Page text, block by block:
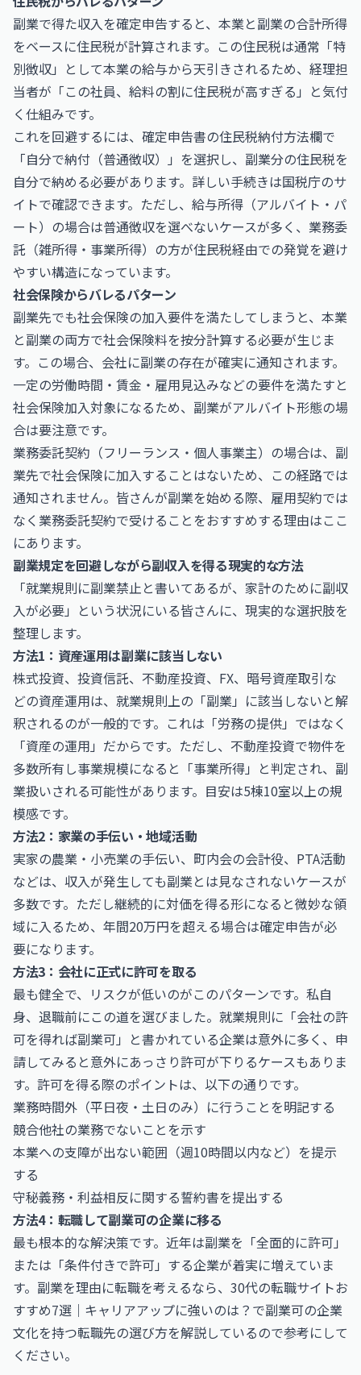
副業で得た収入を確定申告すると、本業と副業の合計所得
をベースに住民税が計算されます。この住民税は通常「特
別徴収」として本業の給与から天引きされるため、経理担
当者が「この社員、給料の割に住民税が高すぎる」と気付
く仕組みです。
これを回避するには、確定申告書の住民税納付方法欄で
「自分で納付（普通徴収）」を選択し、副業分の住民税を
自分で納める必要があります。詳しい手続きは国税庁のサ
イトで確認できます。ただし、給与所得（アルバイト・パ
ート）の場合は普通徴収を選べないケースが多く、業務委
託（雑所得・事業所得）の方が住民税経由での発覚を避け
やすい構造になっています。
社会保険からバレるパターン
副業先でも社会保険の加入要件を満たしてしまうと、本業
と副業の両方で社会保険料を按分計算する必要が生じま
す。この場合、会社に副業の存在が確実に通知されます。
一定の労働時間・賃金・雇用見込みなどの要件を満たすと
社会保険加入対象になるため、副業がアルバイト形態の場
合は要注意です。
業務委託契約（フリーランス・個人事業主）の場合は、副
業先で社会保険に加入することはないため、この経路では
通知されません。皆さんが副業を始める際、雇用契約では
なく業務委託契約で受けることをおすすめする理由はここ
にあります。
副業規定を回避しながら副収入を得る現実的な方法
「就業規則に副業禁止と書いてあるが、家計のために副収
入が必要」という状況にいる皆さんに、現実的な選択肢を
整理します。
方法1：資産運用は副業に該当しない
株式投資、投資信託、不動産投資、FX、暗号資産取引な
どの資産運用は、就業規則上の「副業」に該当しないと解
釈されるのが一般的です。これは「労務の提供」ではなく
「資産の運用」だからです。ただし、不動産投資で物件を
多数所有し事業規模になると「事業所得」と判定され、副
業扱いされる可能性があります。目安は5棟10室以上の規
模感です。
方法2：家業の手伝い・地域活動
実家の農業・小売業の手伝い、町内会の会計役、PTA活動
などは、収入が発生しても副業とは見なされないケースが
多数です。ただし継続的に対価を得る形になると微妙な領
域に入るため、年間20万円を超える場合は確定申告が必
要になります。
方法3：会社に正式に許可を取る
最も健全で、リスクが低いのがこのパターンです。私自
身、退職前にこの道を選びました。就業規則に「会社の許
可を得れば副業可」と書かれている企業は意外に多く、申
請してみると意外にあっさり許可が下りるケースもありま
す。許可を得る際のポイントは、以下の通りです。
業務時間外（平日夜・土日のみ）に行うことを明記する
競合他社の業務でないことを示す
本業への支障が出ない範囲（週10時間以内など）を提示
する
守秘義務・利益相反に関する誓約書を提出する
方法4：転職して副業可の企業に移る
最も根本的な解決策です。近年は副業を「全面的に許可」
または「条件付きで許可」する企業が着実に増えていま
す。副業を理由に転職を考えるなら、 30代の転職サイトお
すすめ7選｜キャリアアップに強いのは？ で副業可の企業
文化を持つ転職先の選び方を解説しているので参考にして
ください。